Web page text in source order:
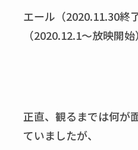
エール（2020.11.30終
（2020.12.1～放映開始）
正直、観るまでは何が
ていましたが、